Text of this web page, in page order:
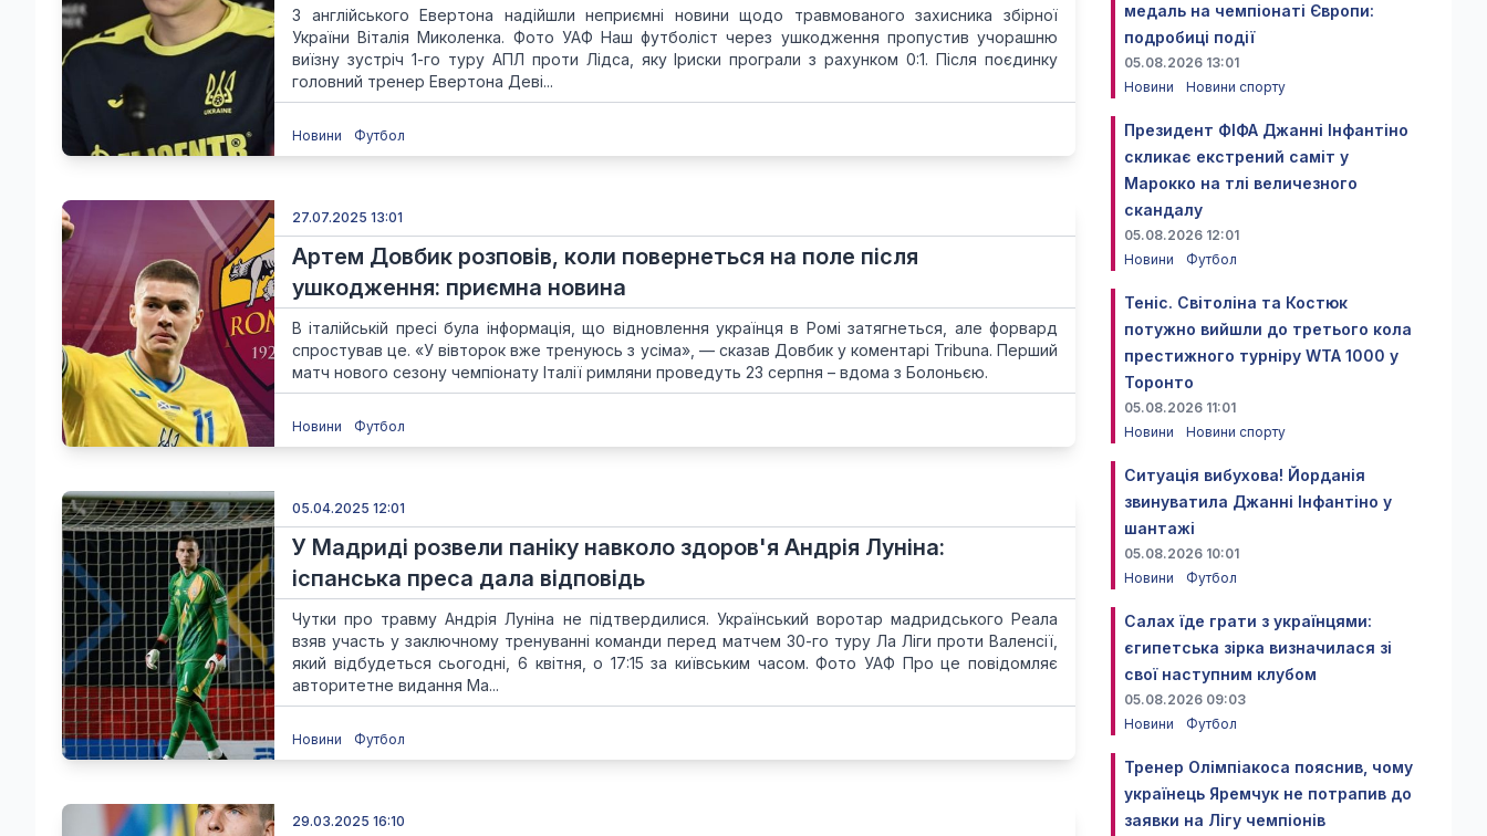
З англійського Евертона надійшли неприємні новини щодо травмованого захисника збірної
України Віталія Миколенка. Фото УАФ Наш футболіст через ушкодження пропустив учорашню
виїзну зустріч 1-го туру АПЛ проти Лідса, яку Іриски програли з рахунком 0:1. Після поєдинку
головний тренер Евертона Деві...
Новини Футбол
27.07.2025 13:01
Артем Довбик розповів, коли повернеться на поле після
ушкодження: приємна новина
В італійській пресі була інформація, що відновлення українця в Ромі затягнеться, але форвард
спростував це. «У вівторок вже тренуюсь з усіма», — сказав Довбик у коментарі Tribuna. Перший
матч нового сезону чемпіонату Італії римляни проведуть 23 серпня – вдома з Болоньєю.
Новини Футбол
05.04.2025 12:01
У Мадриді розвели паніку навколо здоров'я Андрія Луніна:
іспанська преса дала відповідь
Чутки про травму Андрія Луніна не підтвердилися. Український воротар мадридського Реала
взяв участь у заключному тренуванні команди перед матчем 30-го туру Ла Ліги проти Валенсії,
який відбудеться сьогодні, 6 квітня, о 17:15 за київським часом. Фото УАФ Про це повідомляє
авторитетне видання Ma...
Новини Футбол
29.03.2025 16:10
медаль на чемпіонаті Європи:
подробиці події
05.08.2026 13:01
Новини
Новини спорту
Президент ФІФА Джанні Інфантіно
скликає екстрений саміт у
Марокко на тлі величезного
скандалу
05.08.2026 12:01
Новини
Футбол
Теніс. Світоліна та Костюк
потужно вийшли до третього кола
престижного турніру WTA 1000 у
Торонто
05.08.2026 11:01
Новини
Новини спорту
Ситуація вибухова! Йорданія
звинуватила Джанні Інфантіно у
шантажі
05.08.2026 10:01
Новини
Футбол
Салах їде грати з українцями:
єгипетська зірка визначилася зі
свої наступним клубом
05.08.2026 09:03
Новини
Футбол
Тренер Олімпіакоса пояснив, чому
українець Яремчук не потрапив до
заявки на Лігу чемпіонів